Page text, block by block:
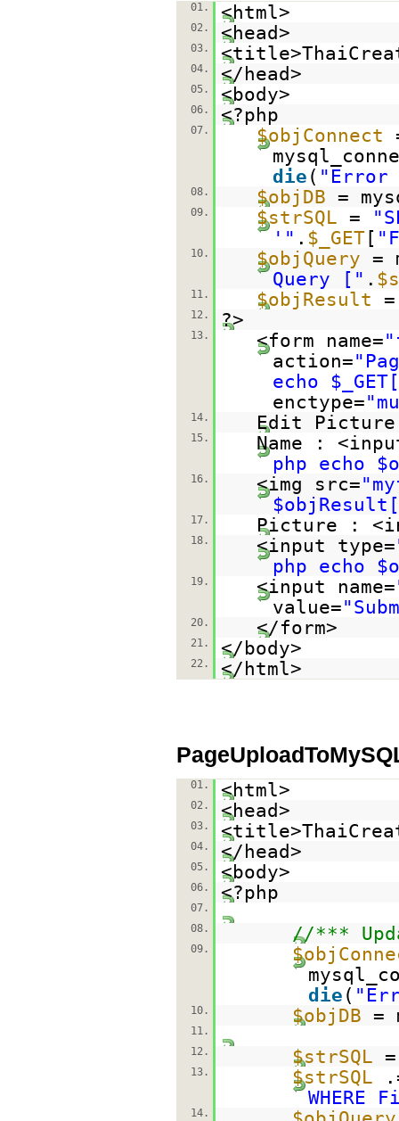
01. <html>
02. <head>
03.
04. </head>
05. <body>
06. <?php
07. $objConnect
die ( "Error
08. $objDB =
09. $strSQL =
'" . $_GET[
10. $objQuery =
Query [" .
11. $objResult
12. ?>
13. <form name=
action=
echo
enctype=
14. Edit
15.
Name :
php echo
16. <img src=
17. Picture :
18. <input type=
php echo
19. <input name=
value=
20. </form>
21. </body>
22. </html>
01. <html>
02. <head>
03.
04. </head>
05. <body>
06. <?php
07.
08.
//***
09.
die (
10. $objDB =
11.
12.
$strSQL
13. $strSQL
14.